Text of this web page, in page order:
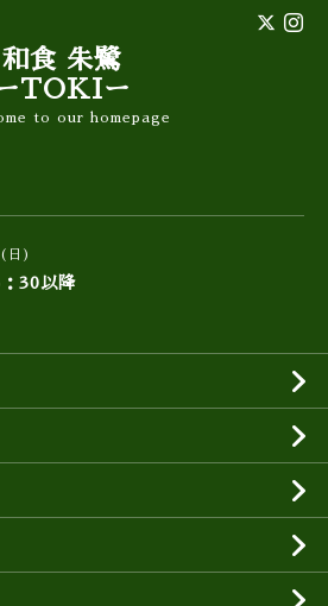
和食 朱鷺
TOKIー
to our homepage
日)
30以降